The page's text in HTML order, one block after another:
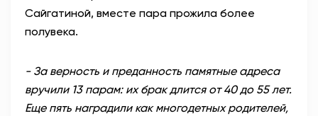
Сайгатиной, вместе пара прожила более
полувека.
- За верность и преданность памятные адреса
вручили 13 парам: их брак длится от 40 до 55 лет.
Еще пять наградили как многодетных родителей,